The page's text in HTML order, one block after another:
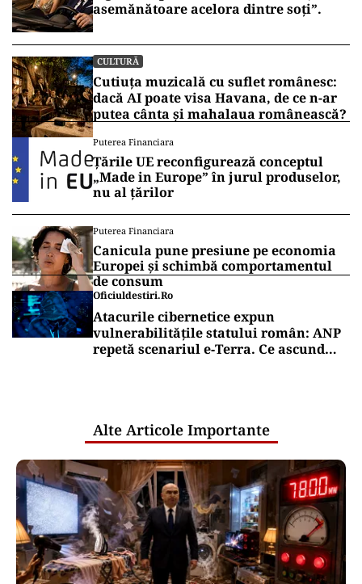
asemănătoare acelora dintre soți”.
CULTURĂ
Cutiuța muzicală cu suflet românesc:
dacă AI poate visa Havana, de ce n-ar
putea cânta și mahalaua românească?
Puterea Financiara
Țările UE reconfigurează conceptul
„Made in Europe” în jurul produselor,
nu al țărilor
Puterea Financiara
Canicula pune presiune pe economia
Europei și schimbă comportamentul
de consum
Oficiuldestiri.ro
Atacurile cibernetice expun
vulnerabilitățile statului român: ANP
repetă scenariul e‑Terra. Ce ascund
Alte Articole Importante